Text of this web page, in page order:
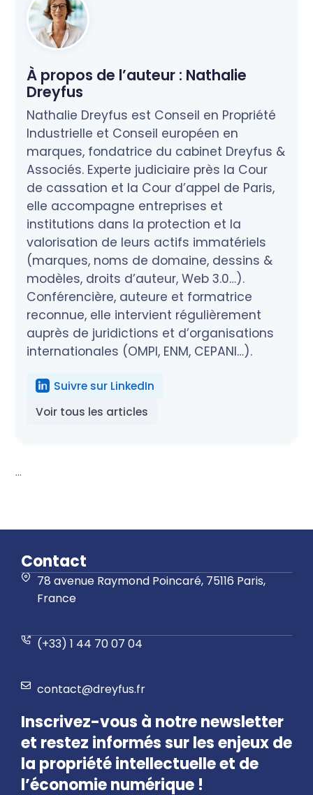
À propos de l’auteur : Nathalie
Dreyfus
Nathalie Dreyfus est Conseil en Propriété
Industrielle et Conseil européen en
marques, fondatrice du cabinet Dreyfus &
Associés. Experte judiciaire près la Cour
de cassation et la Cour d’appel de Paris,
elle accompagne entreprises et
institutions dans la protection et la
valorisation de leurs actifs immatériels
(marques, noms de domaine, dessins &
modèles, droits d’auteur, Web 3.0…).
Conférencière, auteure et formatrice
reconnue, elle intervient régulièrement
auprès de juridictions et d’organisations
internationales (OMPI, ENM, CEPANI…).
Suivre sur LinkedIn
Voir tous les articles
...
Contact
78 avenue Raymond Poincaré, 75116 Paris,
France
(+33) 1 44 70 07 04
contact@dreyfus.fr
Inscrivez-vous à notre newsletter
et restez informés sur les enjeux de
la propriété intellectuelle et de
l’économie numérique !